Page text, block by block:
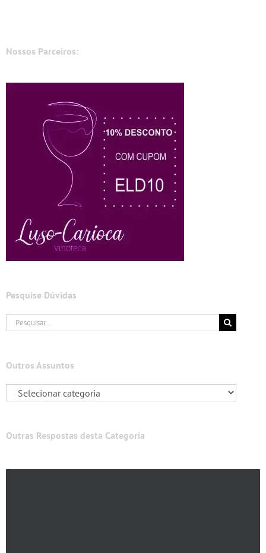
Nossos Parceiros:
Pesquise Dúvidas
Buscar
resultados
Outros Assuntos
Outras Respostas desta Categoria